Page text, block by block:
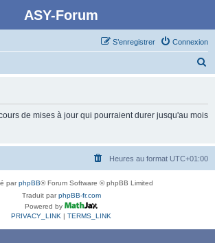
ASY-Forum
Connexion
S’enregistrer
c
de mises à jour qui pourraient durer jusqu'au mois
Heures au format UTC+01:00
parphpBB® Forum Software © phpBB Limited
Traduit parphpBB-fr.com
Powered by
PRIVACY_LINK | TERMS_LINK